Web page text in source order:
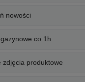
nowości
co 1h
zdjęcia produktowe